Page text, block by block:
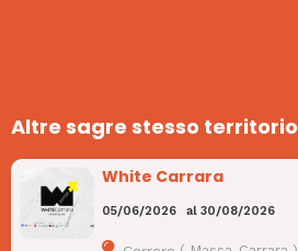
Altre sagre stesso territorio
White Carrara
05/06/2026 al30/08/2026